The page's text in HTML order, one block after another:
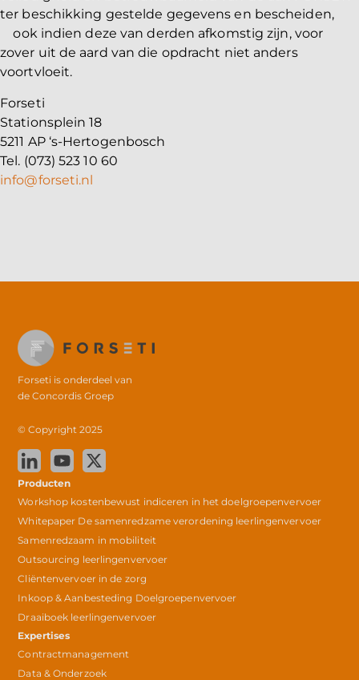
ter beschikking gestelde gegevens en bescheiden,
ook indien deze van derden afkomstig zijn, voor
zover uit de aard van die opdracht niet anders
voortvloeit.
Forseti
Stationsplein 18
5211 AP ‘s-Hertogenbosch
Tel. (073) 523 10 60
info@forseti.nl
Forseti is onderdeel van
deConcordis Groep
© Copyright 2025
Producten
Workshop kostenbewust indiceren in het doelgroepenvervoer
Whitepaper De samenredzame verordening leerlingenvervoer
Samenredzaam in mobiliteit
Outsourcing leerlingenvervoer
Cliëntenvervoer in de zorg
Inkoop & Aanbesteding Doelgroepenvervoer
Draaiboek leerlingenvervoer
Expertises
Contractmanagement
Data & Onderzoek